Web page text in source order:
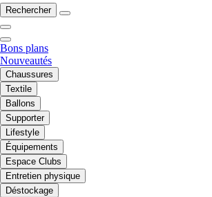
Rechercher
Bons plans
Nouveautés
Chaussures
Textile
Ballons
Supporter
Lifestyle
Équipements
Espace Clubs
Entretien physique
Déstockage